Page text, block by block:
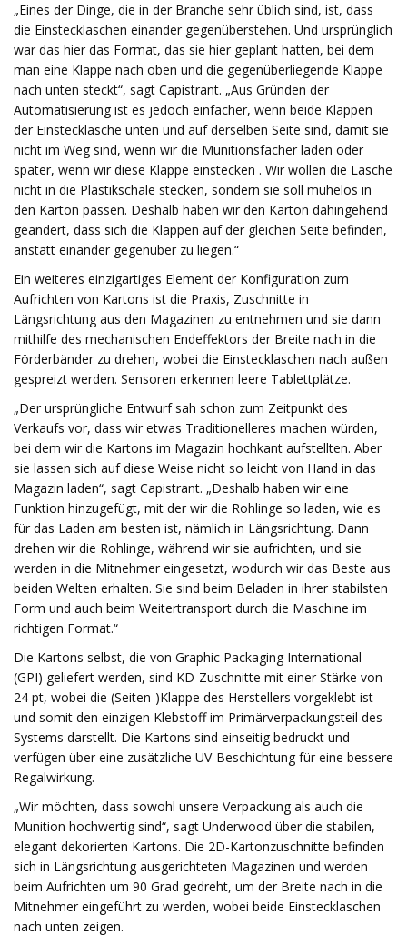
„Eines der Dinge, die in der Branche sehr üblich sind, ist, dass
die Einstecklaschen einander gegenüberstehen. Und ursprünglich
war das hier das Format, das sie hier geplant hatten, bei dem
man eine Klappe nach oben und die gegenüberliegende Klappe
nach unten steckt“, sagt Capistrant. „Aus Gründen der
Automatisierung ist es jedoch einfacher, wenn beide Klappen
der Einstecklasche unten und auf derselben Seite sind, damit sie
nicht im Weg sind, wenn wir die Munitionsfächer laden oder
später, wenn wir diese Klappe einstecken . Wir wollen die Lasche
nicht in die Plastikschale stecken, sondern sie soll mühelos in
den Karton passen. Deshalb haben wir den Karton dahingehend
geändert, dass sich die Klappen auf der gleichen Seite befinden,
anstatt einander gegenüber zu liegen.“
Ein weiteres einzigartiges Element der Konfiguration zum
Aufrichten von Kartons ist die Praxis, Zuschnitte in
Längsrichtung aus den Magazinen zu entnehmen und sie dann
mithilfe des mechanischen Endeffektors der Breite nach in die
Förderbänder zu drehen, wobei die Einstecklaschen nach außen
gespreizt werden. Sensoren erkennen leere Tablettplätze.
„Der ursprüngliche Entwurf sah schon zum Zeitpunkt des
Verkaufs vor, dass wir etwas Traditionelleres machen würden,
bei dem wir die Kartons im Magazin hochkant aufstellten. Aber
sie lassen sich auf diese Weise nicht so leicht von Hand in das
Magazin laden“, sagt Capistrant. „Deshalb haben wir eine
Funktion hinzugefügt, mit der wir die Rohlinge so laden, wie es
für das Laden am besten ist, nämlich in Längsrichtung. Dann
drehen wir die Rohlinge, während wir sie aufrichten, und sie
werden in die Mitnehmer eingesetzt, wodurch wir das Beste aus
beiden Welten erhalten. Sie sind beim Beladen in ihrer stabilsten
Form und auch beim Weitertransport durch die Maschine im
richtigen Format.“
Die Kartons selbst, die von Graphic Packaging International
(GPI) geliefert werden, sind KD-Zuschnitte mit einer Stärke von
24 pt, wobei die (Seiten-)Klappe des Herstellers vorgeklebt ist
und somit den einzigen Klebstoff im Primärverpackungsteil des
Systems darstellt. Die Kartons sind einseitig bedruckt und
verfügen über eine zusätzliche UV-Beschichtung für eine bessere
Regalwirkung.
„Wir möchten, dass sowohl unsere Verpackung als auch die
Munition hochwertig sind“, sagt Underwood über die stabilen,
elegant dekorierten Kartons. Die 2D-Kartonzuschnitte befinden
sich in Längsrichtung ausgerichteten Magazinen und werden
beim Aufrichten um 90 Grad gedreht, um der Breite nach in die
Mitnehmer eingeführt zu werden, wobei beide Einstecklaschen
nach unten zeigen.